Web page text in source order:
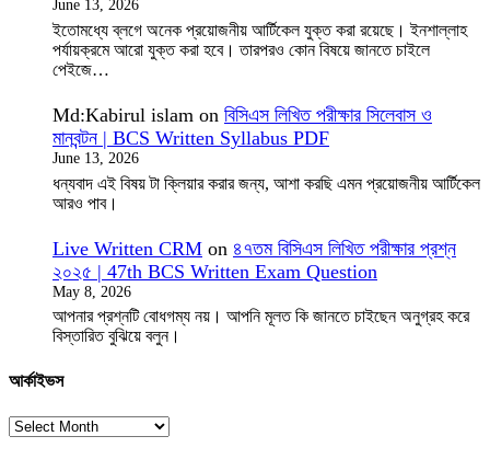
June 13, 2026
ইতোমধ্যে ব্লগে অনেক প্রয়োজনীয় আর্টিকেল যুক্ত করা রয়েছে। ইনশাল্লাহ
পর্যায়ক্রমে আরো যুক্ত করা হবে। তারপরও কোন বিষয়ে জানতে চাইলে
পেইজে…
Md:Kabirul islam on বিসিএস লিখিত পরীক্ষার সিলেবাস ও
মানবন্টন | BCS Written Syllabus PDF
June 13, 2026
ধন্যবাদ এই বিষয় টা ক্লিয়ার করার জন্য, আশা করছি এমন প্রয়োজনীয় আর্টিকেল
আরও পাব।
Live Written CRM on ৪৭তম বিসিএস লিখিত পরীক্ষার প্রশ্ন
২০২৫ | 47th BCS Written Exam Question
May 8, 2026
আপনার প্রশ্নটি বোধগম্য নয়। আপনি মূলত কি জানতে চাইছেন অনুগ্রহ করে
বিস্তারিত বুঝিয়ে বলুন।
আর্কাইভস